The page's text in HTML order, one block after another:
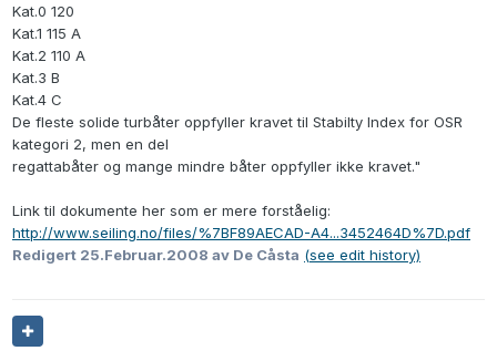
Kat.0 120
Kat.1 115 A
Kat.2 110 A
Kat.3 B
Kat.4 C
De fleste solide turbåter oppfyller kravet til Stabilty Index for OSR
kategori 2, men en del
regattabåter og mange mindre båter oppfyller ikke kravet."
Link til dokumente her som er mere forståelig:
http://www.seiling.no/files/%7BF89AECAD-A4...3452464D%7D.pdf
Redigert 25.Februar.2008 av De Cåsta (see edit history)